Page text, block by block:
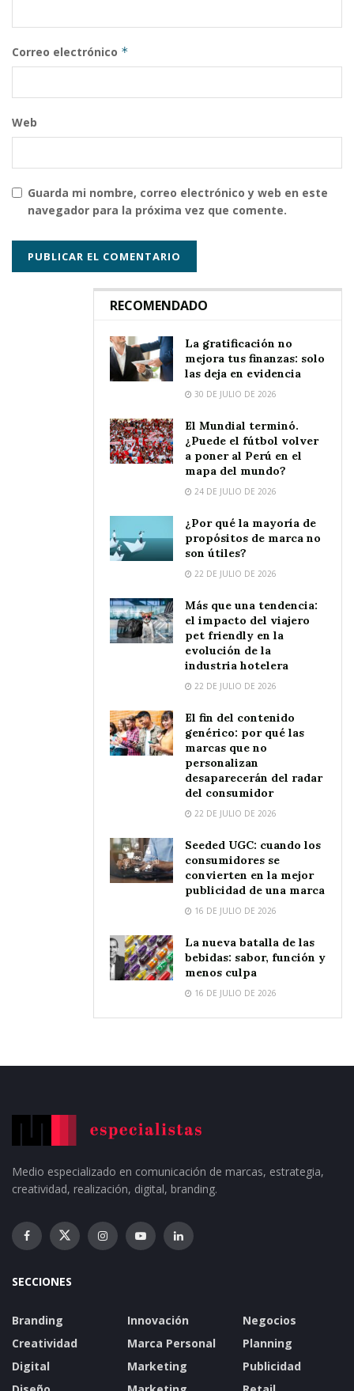
Correo electrónico *
Web
Guarda mi nombre, correo electrónico y web en este
navegador para la próxima vez que comente.
RECOMENDADO
La gratificación no
mejora tus finanzas: solo
las deja en evidencia
30 DE JULIO DE 2026
El Mundial terminó.
¿Puede el fútbol volver
a poner al Perú en el
mapa del mundo?
24 DE JULIO DE 2026
¿Por qué la mayoría de
propósitos de marca no
son útiles?
22 DE JULIO DE 2026
Más que una tendencia:
el impacto del viajero
pet friendly en la
evolución de la
industria hotelera
22 DE JULIO DE 2026
El fin del contenido
genérico: por qué las
marcas que no
personalizan
desaparecerán del radar
del consumidor
22 DE JULIO DE 2026
Seeded UGC: cuando los
consumidores se
convierten en la mejor
publicidad de una marca
16 DE JULIO DE 2026
La nueva batalla de las
bebidas: sabor, función y
menos culpa
16 DE JULIO DE 2026
Medio especializado en comunicación de marcas, estrategia,
creatividad, realización, digital, branding.
SECCIONES
Branding
Creatividad
Digital
Innovación
Marca Personal
Marketing
Negocios
Planning
Publicidad